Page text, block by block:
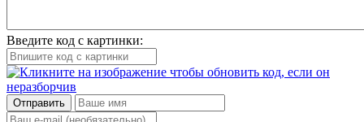
Введите код с картинки:
Отправить